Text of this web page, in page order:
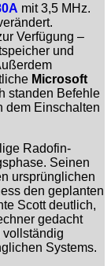
mit 3,5 MHz.
Verfügung –
und
Microsoft
standen Befehle
dem Einschalten
Radofin-
Seinen
ursprünglichen
den geplanten
Scott deutlich,
gedacht
vollständig
Systems.